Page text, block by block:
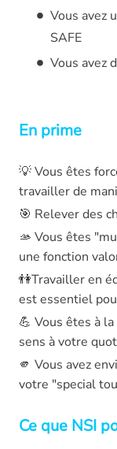
Vous avez
SAFE
Vous avez
En prime
💡 Vous êtes
travailler de
🎯 Relever des
🫴 Vous êtes
une fonction
👫Travailler en
est essentiel
💪 Vous êtes à
sens à votre
🫵 Vous avez
votre "special
Ce que NSI